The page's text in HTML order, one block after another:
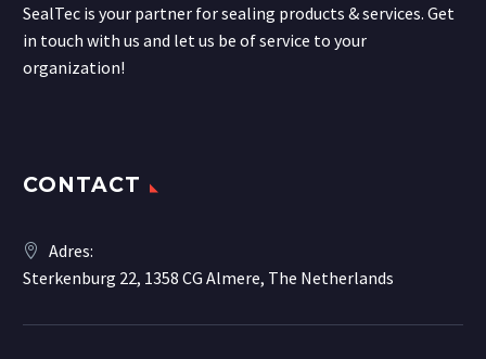
SealTec is your partner for sealing products & services. Get
in touch with us and let us be of service to your
organization!
CONTACT
Adres:
Sterkenburg 22, 1358 CG Almere, The Netherlands